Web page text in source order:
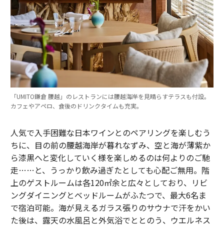
「UMITO鎌倉 腰越」のレストランには腰越海岸を見晴らすテラスも付設。
カフェやアペロ、食後のドリンクタイムも充実。
人気で入手困難な日本ワインとのペアリングを楽しむう
ちに、目の前の腰越海岸が暮れなずみ、空と海が薄紫か
ら漆黒へと変化していく様を楽しめるのは何よりのご馳
走……と、うっかり飲み過ぎたとしても心配ご無用。階
上のゲストルームは各120㎡余と広々としており、リビ
ングダイニングとベッドルームがふたつで、最大6名ま
で宿泊可能。海が見えるガラス張りのサウナで汗をかい
た後は、露天の水風呂と外気浴でととのう、ウエルネス